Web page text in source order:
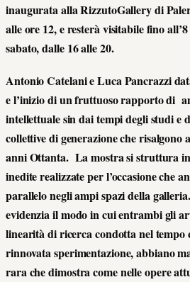
inaugurata alla RizzutoGallery di
alle ore 12, e resterà visitabile fino
sabato, dalle 16 alle 20.
Antonio Catelani e Luca Pancrazzi
e l’inizio di un fruttuoso rapporto di
intellettuale sin dai tempi degli studi e
collettive di generazione che risalgono
anni Ottanta. La mostra si struttura
inedite realizzate per l’occasione che
parallelo negli ampi spazi della
evidenzia il modo in cui entrambi gli
linearità di ricerca condotta nel tempo
rinnovata sperimentazione, abbiano
rara che dimostra come nelle opere